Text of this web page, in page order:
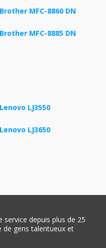
Brother MFC-8860 DN
Brother MFC-8885 DN
Lenovo LJ3550
Lenovo LJ3650
depuis plus de 25
de gens talentueux et